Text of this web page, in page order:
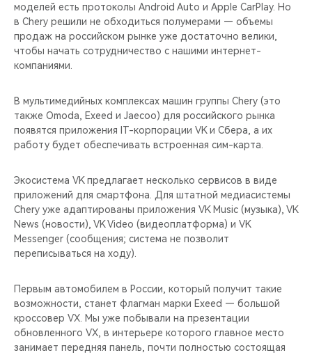
моделей есть протоколы Android Auto и Apple CarPlay. Но
в Chery решили не обходиться полумерами — объемы
продаж на российском рынке уже достаточно велики,
чтобы начать сотрудничество с нашими интернет-
компаниями.
В мультимедийных комплексах машин группы Chery (это
также Omoda, Exeed и Jaecoo) для российского рынка
появятся приложения IT-корпорации VK и Сбера, а их
работу будет обеспечивать встроенная сим-карта.
Экосистема VK предлагает несколько сервисов в виде
приложений для смартфона. Для штатной медиасистемы
Chery уже адаптированы приложения VK Music (музыка), VK
News (новости), VK Video (видеоплатформа) и VK
Messenger (сообщения; система не позволит
переписываться на ходу).
Первым автомобилем в России, который получит такие
возможности, станет флагман марки Exeed — большой
кроссовер VX. Мы уже побывали на презентации
обновленного VX, в интерьере которого главное место
занимает передняя панель, почти полностью состоящая